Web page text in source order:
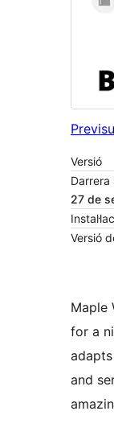
Versió
27 de
Versió
Maple
for a
and